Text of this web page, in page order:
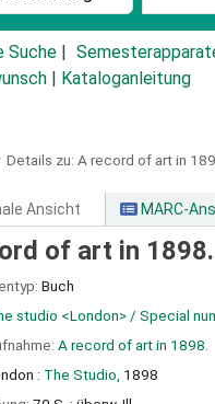
Suche
Kataloganleitung
Details zu: A record of art in
Ansicht MARC-
of art in
Buch
studio <London> / Special
A record of art in 1898.
: The Studio, 1898